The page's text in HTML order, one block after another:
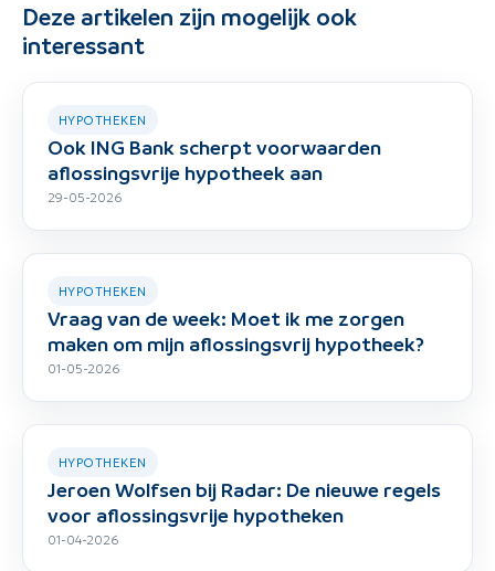
Deze artikelen zijn mogelijk ook
interessant
HYPOTHEKEN
Ook ING Bank scherpt voorwaarden
aflossingsvrije hypotheek aan
29-05-2026
HYPOTHEKEN
Vraag van de week: Moet ik me zorgen
maken om mijn aflossingsvrij hypotheek?
01-05-2026
HYPOTHEKEN
Jeroen Wolfsen bij Radar: De nieuwe regels
voor aflossingsvrije hypotheken
01-04-2026